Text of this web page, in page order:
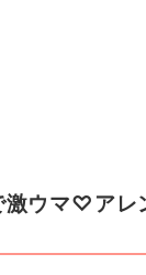
激ウマ♡アレ